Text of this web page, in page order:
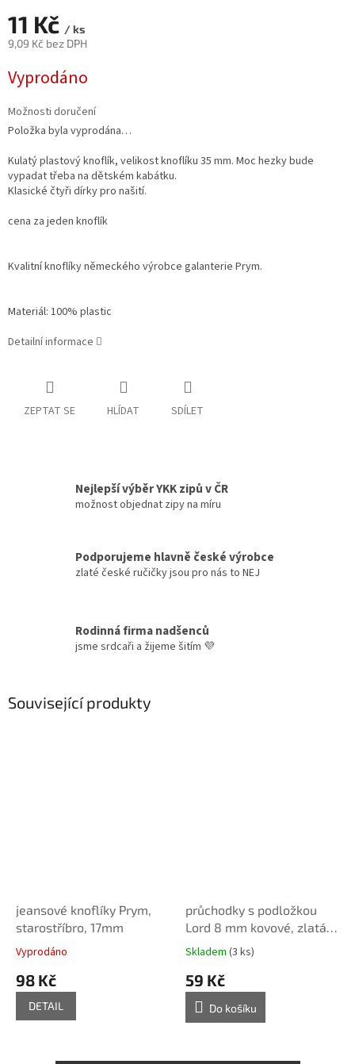
11 Kč / ks
9,09 Kč bez DPH
cena:
Vyprodáno
Možnosti doručení
Položka byla vyprodána…
Kulatý plastový knoflík, velikost knoflíku 35 mm. Moc hezky bude
vypadat třeba na dětském kabátku.
Klasické čtyři dírky pro našití.
cena za jeden knoflík
Kvalitní knoflíky německého výrobce galanterie Prym.
Materiál: 100% plastic
Detailní informace
ZEPTAT SE HLÍDAT SDÍLET
Nejlepší výběr YKK zipů v ČR
možnost objednat zipy na míru
Podporujeme hlavně české výrobce
zlaté české ručičky jsou pro nás to NEJ
Rodinná firma nadšenců
jsme srdcaři a žijeme šitím 💜
Související produkty
jeansové knoflíky Prym,
starostříbro, 17mm
Vyprodáno
98 Kč
DETAIL
průchodky s podložkou
Lord 8 mm kovové, zlatá,
20 ks
Skladem (3 ks)
59 Kč
Do košíku